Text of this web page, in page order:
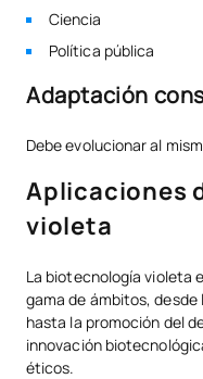
Ciencia
Política pública
Adaptación
Debe evolucionar al
Aplicaciones
violeta
La biotecnología violeta
gama de ámbitos,
hasta la promoción del
innovación
éticos.